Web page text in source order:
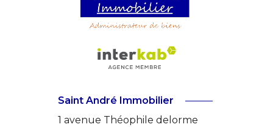
Saint André Immobilier
1 avenue Théophile delorme